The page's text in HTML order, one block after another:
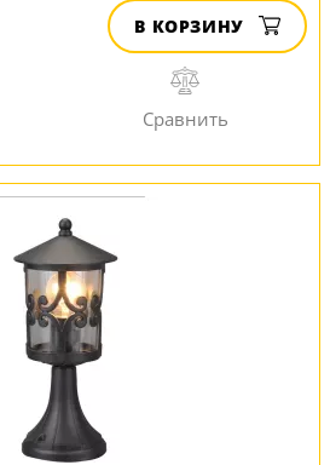
В КОРЗИНУ